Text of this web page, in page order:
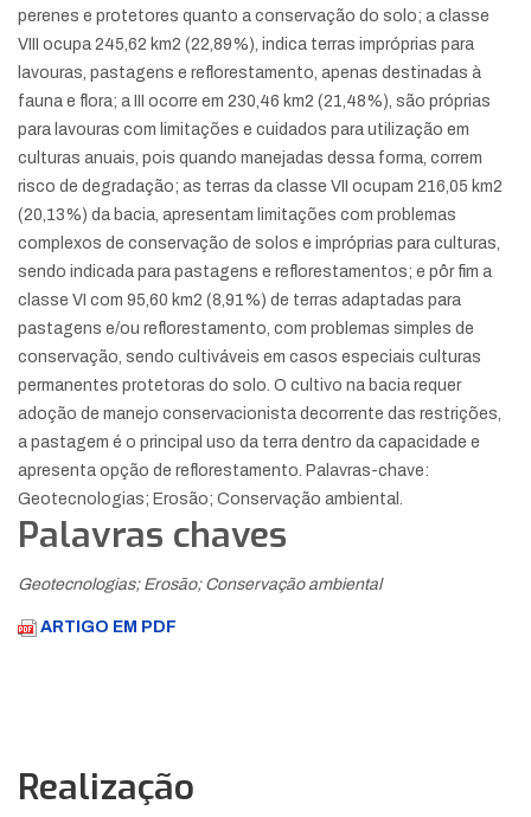
perenes e protetores quanto a conservação do solo; a classe
VIII ocupa 245,62 km2 (22,89%), indica terras impróprias para
lavouras, pastagens e reflorestamento, apenas destinadas à
fauna e flora; a III ocorre em 230,46 km2 (21,48%), são próprias
para lavouras com limitações e cuidados para utilização em
culturas anuais, pois quando manejadas dessa forma, correm
risco de degradação; as terras da classe VII ocupam 216,05 km2
(20,13%) da bacia, apresentam limitações com problemas
complexos de conservação de solos e impróprias para culturas,
sendo indicada para pastagens e reflorestamentos; e pôr fim a
classe VI com 95,60 km2 (8,91%) de terras adaptadas para
pastagens e/ou reflorestamento, com problemas simples de
conservação, sendo cultiváveis em casos especiais culturas
permanentes protetoras do solo. O cultivo na bacia requer
adoção de manejo conservacionista decorrente das restrições,
a pastagem é o principal uso da terra dentro da capacidade e
apresenta opção de reflorestamento. Palavras-chave:
Geotecnologias; Erosão; Conservação ambiental.
Palavras chaves
Geotecnologias; Erosão; Conservação ambiental
ARTIGO EM PDF
Realização